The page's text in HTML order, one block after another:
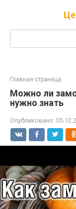
Поиск:
Главная страница
Можно ли
нужно знать
Опубликовано: